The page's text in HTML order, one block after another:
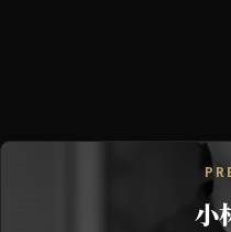
小